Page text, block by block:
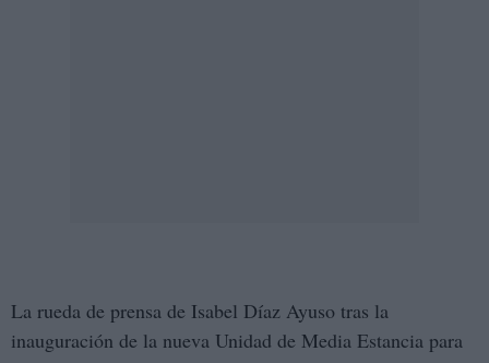
La rueda de prensa de Isabel Díaz Ayuso tras la
inauguración de la nueva Unidad de Media Estancia para